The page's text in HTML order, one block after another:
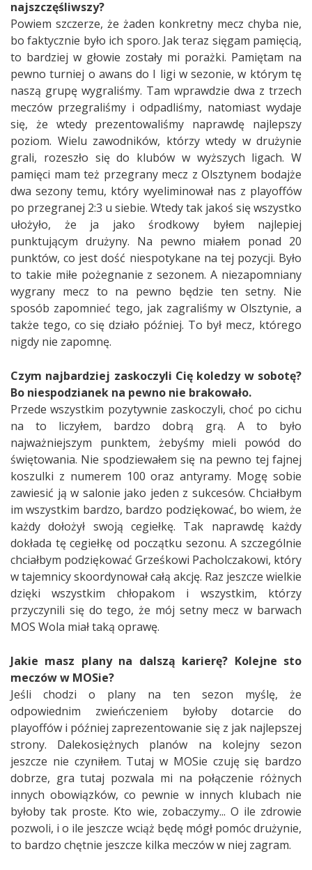
najszczęśliwszy?
Powiem szczerze, że żaden konkretny mecz chyba nie,
bo faktycznie było ich sporo. Jak teraz sięgam pamięcią,
to bardziej w głowie zostały mi porażki. Pamiętam na
pewno turniej o awans do I ligi w sezonie, w którym tę
naszą grupę wygraliśmy. Tam wprawdzie dwa z trzech
meczów przegraliśmy i odpadliśmy, natomiast wydaje
się, że wtedy prezentowaliśmy naprawdę najlepszy
poziom. Wielu zawodników, którzy wtedy w drużynie
grali, rozeszło się do klubów w wyższych ligach. W
pamięci mam też przegrany mecz z Olsztynem bodajże
dwa sezony temu, który wyeliminował nas z playoffów
po przegranej 2:3 u siebie. Wtedy tak jakoś się wszystko
ułożyło, że ja jako środkowy byłem najlepiej
punktującym drużyny. Na pewno miałem ponad 20
punktów, co jest dość niespotykane na tej pozycji. Było
to takie miłe pożegnanie z sezonem. A niezapomniany
wygrany mecz to na pewno będzie ten setny. Nie
sposób zapomnieć tego, jak zagraliśmy w Olsztynie, a
także tego, co się działo później. To był mecz, którego
nigdy nie zapomnę.
Czym najbardziej zaskoczyli Cię koledzy w sobotę?
Bo niespodzianek na pewno nie brakowało.
Przede wszystkim pozytywnie zaskoczyli, choć po cichu
na to liczyłem, bardzo dobrą grą. A to było
najważniejszym punktem, żebyśmy mieli powód do
świętowania. Nie spodziewałem się na pewno tej fajnej
koszulki z numerem 100 oraz antyramy. Mogę sobie
zawiesić ją w salonie jako jeden z sukcesów. Chciałbym
im wszystkim bardzo, bardzo podziękować, bo wiem, że
każdy dołożył swoją cegiełkę. Tak naprawdę każdy
dokłada tę cegiełkę od początku sezonu. A szczególnie
chciałbym podziękować Grześkowi Pacholczakowi, który
w tajemnicy skoordynował całą akcję. Raz jeszcze wielkie
dzięki wszystkim chłopakom i wszystkim, którzy
przyczynili się do tego, że mój setny mecz w barwach
MOS Wola miał taką oprawę.
Jakie masz plany na dalszą karierę? Kolejne sto
meczów w MOSie?
Jeśli chodzi o plany na ten sezon myślę, że
odpowiednim zwieńczeniem byłoby dotarcie do
playoffów i później zaprezentowanie się z jak najlepszej
strony. Dalekosiężnych planów na kolejny sezon
jeszcze nie czyniłem. Tutaj w MOSie czuję się bardzo
dobrze, gra tutaj pozwala mi na połączenie różnych
innych obowiązków, co pewnie w innych klubach nie
byłoby tak proste. Kto wie, zobaczymy... O ile zdrowie
pozwoli, i o ile jeszcze wciąż będę mógł pomóc drużynie,
to bardzo chętnie jeszcze kilka meczów w niej zagram.